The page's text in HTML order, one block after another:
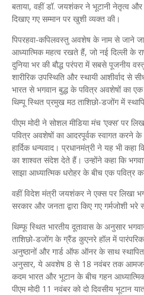
बताया, वहीं डॉ. जयशंकर ने भूटानी नेतृत्व और
दिखाए गए सम्मान पर खुशी व्यक्त की।
पिपरहवा-कपिलवस्तु अवशेष के नाम से जाने
आध्यात्मिक महत्व रखते हैं, जो नई दिल्ली के
दुनिया भर की बौद्ध परंपरा में सबसे पूजनीय
शारीरिक उपस्थिति और स्थायी आशीर्वाद से
भारत से भगवान बुद्ध के पवित्र अवशेषों का एक
थिम्पू स्थित प्रमुख मठ ताशिछो-डजोंग में
पीएम मोदी ने सोशल मीडिया मंच ‘एक्स’ पर
पवित्र अवशेषों का आदरपूर्वक स्वागत करने
हार्दिक धन्यवाद। प्रधानमंत्री ने यह भी
का शाश्वत संदेश देते हैं। उन्होंने कहा कि
साझा आध्यात्मिक धरोहर के बीच एक पवित्र
वहीं विदेश मंत्री जयशंकर ने एक्स पर लिखा
सरकार और जनता द्वारा किए गए गर्मजोशी
थिम्फू स्थित भारतीय दूतावास के अनुसार
ताशिछो-डजोंग के ग्रैंड कुएनरे हॉल में
अनुष्ठानों और गार्ड ऑफ ऑनर के साथ
अनुसार, ये अवशेष 8 से 18 नवंबर तक
कदम भारत और भूटान के बीच गहन
पीएम मोदी 11 नवंबर को दो दिवसीय भूटान